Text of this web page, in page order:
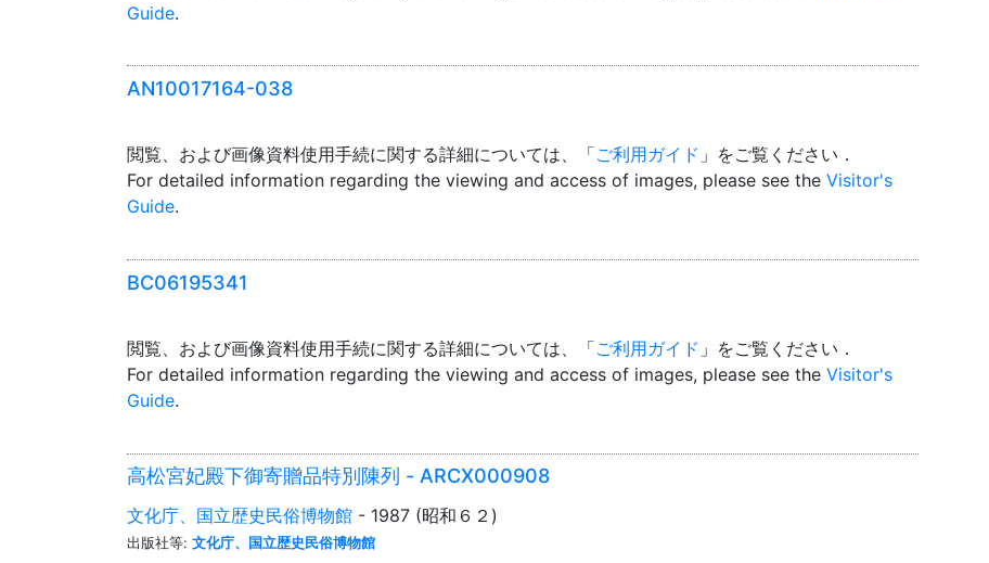
Guide.
AN10017164-038
閲覧、および画像資料使用手続に関する詳細については、「ご利用ガイド 」をご覧ください．
For detailed information regarding the viewing and access of images, please see the Visitor's
Guide.
BC06195341
閲覧、および画像資料使用手続に関する詳細については、「ご利用ガイド 」をご覧ください．
For detailed information regarding the viewing and access of images, please see the Visitor's
Guide.
高松宮妃殿下御寄贈品特別陳列 - ARCX000908
文化庁、国立歴史民俗博物館 - 1987 (昭和６２)
出版社等: 文化庁、国立歴史民俗博物館